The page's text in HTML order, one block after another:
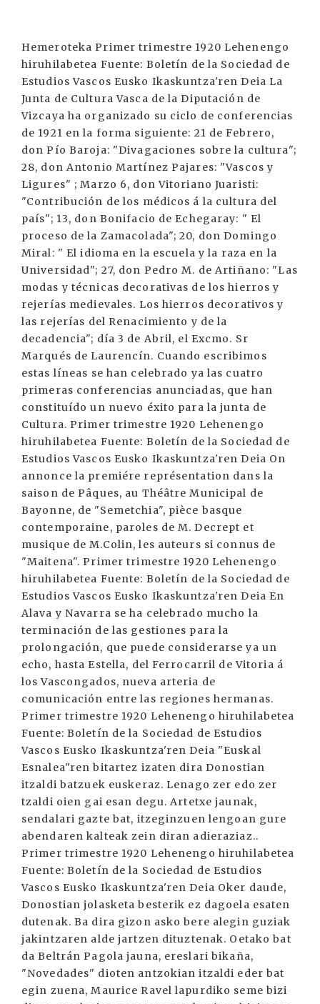
Hemeroteka Primer trimestre 1920 Lehenengo
hiruhilabetea Fuente: Boletín de la Sociedad de
Estudios Vascos Eusko Ikaskuntza'ren Deia La
Junta de Cultura Vasca de la Diputación de
Vizcaya ha organizado su ciclo de conferencias
de 1921 en la forma siguiente: 21 de Febrero,
don Pío Baroja: "Divagaciones sobre la cultura";
28, don Antonio Martínez Pajares: "Vascos y
Ligures" ; Marzo 6, don Vitoriano Juaristi:
"Contribución de los médicos á la cultura del
país"; 13, don Bonifacio de Echegaray: " El
proceso de la Zamacolada"; 20, don Domingo
Miral: " El idioma en la escuela y la raza en la
Universidad"; 27, don Pedro M. de Artiñano: "Las
modas y técnicas decorativas de los hierros y
rejerías medievales. Los hierros decorativos y
las rejerías del Renacimiento y de la
decadencia"; día 3 de Abril, el Excmo. Sr
Marqués de Laurencín. Cuando escribimos
estas líneas se han celebrado ya las cuatro
primeras conferencias anunciadas, que han
constituído un nuevo éxito para la junta de
Cultura. Primer trimestre 1920 Lehenengo
hiruhilabetea Fuente: Boletín de la Sociedad de
Estudios Vascos Eusko Ikaskuntza'ren Deia On
annonce la premiére représentation dans la
saison de Pâques, au Théâtre Municipal de
Bayonne, de "Semetchia", pièce basque
contemporaine, paroles de M. Decrept et
musique de M.Colin, les auteurs si connus de
"Maitena". Primer trimestre 1920 Lehenengo
hiruhilabetea Fuente: Boletín de la Sociedad de
Estudios Vascos Eusko Ikaskuntza'ren Deia En
Alava y Navarra se ha celebrado mucho la
terminación de las gestiones para la
prolongación, que puede considerarse ya un
echo, hasta Estella, del Ferrocarril de Vitoria á
los Vascongados, nueva arteria de
comunicación entre las regiones hermanas.
Primer trimestre 1920 Lehenengo hiruhilabetea
Fuente: Boletín de la Sociedad de Estudios
Vascos Eusko Ikaskuntza'ren Deia "Euskal
Esnalea"ren bitartez izaten dira Donostian
itzaldi batzuek euskeraz. Lenago zer edo zer
tzaldi oien gai esan degu. Artetxe jaunak,
sendalari gazte bat, itzeginzuen lengoan gure
abendaren kalteak zein diran adieraziaz..
Primer trimestre 1920 Lehenengo hiruhilabetea
Fuente: Boletín de la Sociedad de Estudios
Vascos Eusko Ikaskuntza'ren Deia Oker daude,
Donostian jolasketa besterik ez dagoela esaten
dutenak. Ba dira gizon asko bere alegin guziak
jakintzaren alde jartzen dituztenak. Oetako bat
da Beltrán Pagola jauna, ereslari bikaña,
"Novedades" dioten antzokian itzaldi eder bat
egin zuena, Maurice Ravel lapurdiko seme bizi